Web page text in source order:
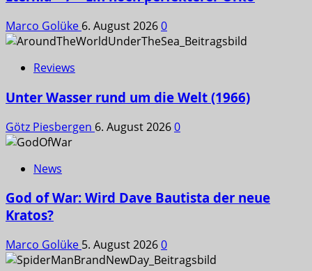
Marco Golüke 6. August 20260
Reviews
Unter Wasser rund um die Welt (1966)
Götz Piesbergen 6. August 20260
News
God of War: Wird Dave Bautista der neue
Kratos?
Marco Golüke 5. August 20260